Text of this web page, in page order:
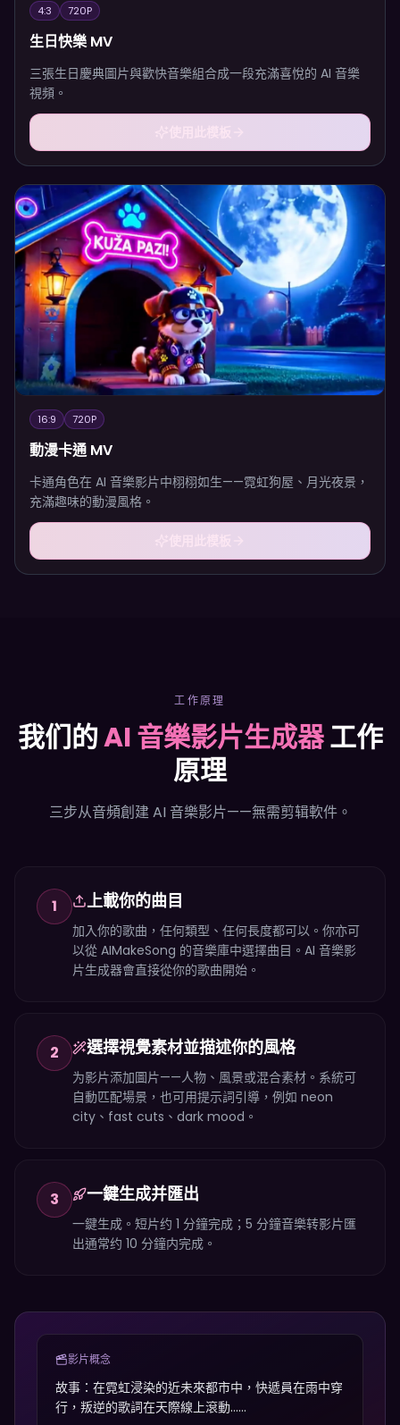
4:3 720P
生日快樂 MV
三張生日慶典圖片與歡快音樂組合成一段充滿喜悅的 AI 音樂
視頻。
16:9 720P
動漫卡通 MV
卡通角色在 AI 音樂影片中栩栩如生——霓虹狗屋、月光夜景，
充滿趣味的動漫風格。
工作原理
我们的AI 音樂影片生成器工作
原理
三步从音頻創建 AI 音樂影片——無需剪辑軟件。
1 上載你的曲目
加入你的歌曲，任何類型、任何長度都可以。你亦可
以從 AIMakeSong 的音樂庫中選擇曲目。AI 音樂影
片生成器會直接從你的歌曲開始。
2 選擇視覺素材並描述你的風格
为影片添加圖片——人物、風景或混合素材。系統可
自動匹配場景，也可用提示詞引導，例如 neon
city、fast cuts、dark mood。
3 一鍵生成并匯出
一鍵生成。短片约 1 分鐘完成；5 分鐘音樂转影片匯
出通常约 10 分鐘内完成。
影片概念
故事：在霓虹浸染的近未來都市中，快遞員在雨中穿
行，叛逆的歌詞在天際線上滾動……